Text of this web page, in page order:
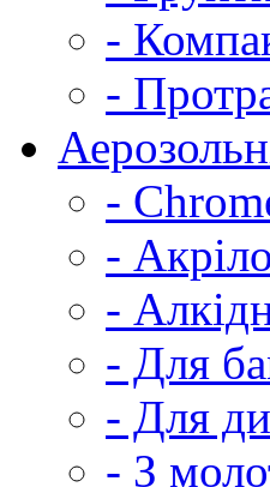
-
-
-
-
-
- Для
- Для
- З